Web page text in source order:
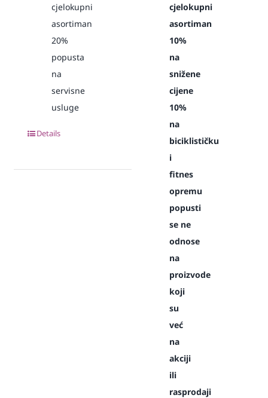
cjelokupni
asortiman
20%
popusta
na
servisne
usluge
Details
cjelokupni
asortiman
10%
na
snižene
cijene
10%
na
biciklističku
i
fitnes
opremu
popusti
se ne
odnose
na
proizvode
koji
su
već
na
akciji
ili
rasprodaji